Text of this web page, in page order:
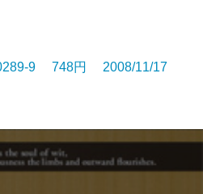
9 748円 2008/11/17